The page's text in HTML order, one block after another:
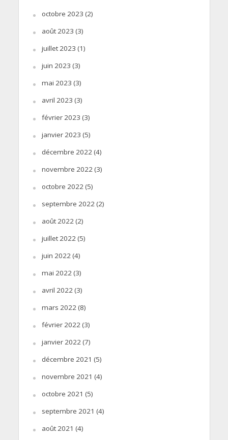
octobre 2023 (2)
août 2023 (3)
juillet 2023 (1)
juin 2023 (3)
mai 2023 (3)
avril 2023 (3)
février 2023 (3)
janvier 2023 (5)
décembre 2022(4)
novembre 2022(3)
octobre 2022(5)
septembre 2022(2)
août 2022(2)
juillet 2022(5)
juin 2022(4)
mai 2022(3)
avril 2022(3)
mars 2022(8)
février 2022(3)
janvier 2022(7)
décembre 2021 (5)
novembre 2021 (4)
octobre 2021 (5)
septembre 2021 (4)
août 2021 (4)